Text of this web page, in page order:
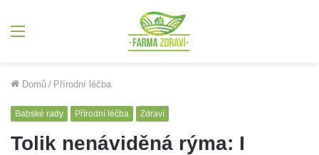
Domů / Přírodní léčba
Babské rady Přírodní léčba Zdraví
Tolik nenáviděná rýma: I